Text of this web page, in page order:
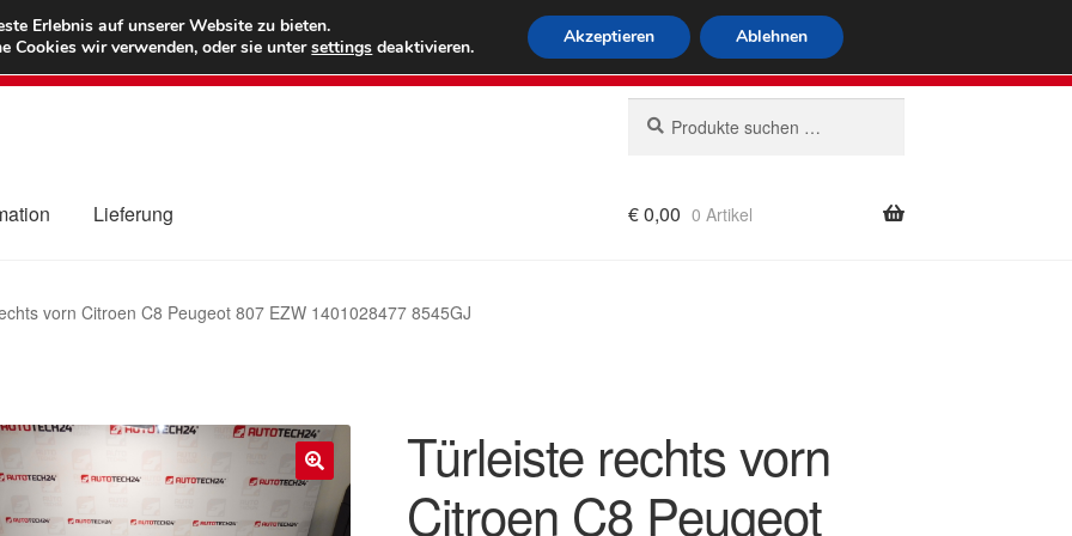
EUR
Weltweiter Versand
(800) 500 564Mo-Fr 9-16 Uhr
nach:
Lieferung €0,00 0 Artikel
vorn Citroen C8 Peugeot 807 EZW 1401028477 8545GJ
🔍
Türleiste rechts vorn
Citroen C8 Peugeot
Erlebnis auf unserer Website zu bieten.
Cookies wir verwenden, oder sie untersettings deaktivieren. Akzeptieren Ablehnen